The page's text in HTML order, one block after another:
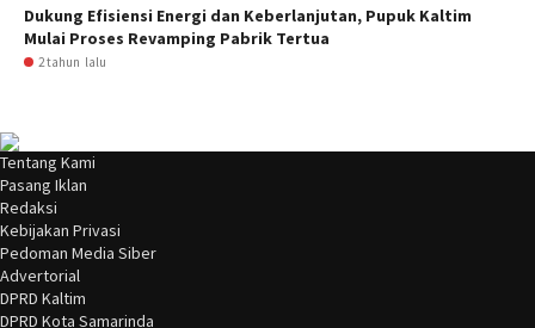
Dukung Efisiensi Energi dan Keberlanjutan, Pupuk Kaltim
Mulai Proses Revamping Pabrik Tertua
2 tahun lalu
Tentang Kami
Pasang Iklan
Redaksi
Kebijakan Privasi
Pedoman Media Siber
Advertorial
DPRD Kaltim
DPRD Kota Samarinda